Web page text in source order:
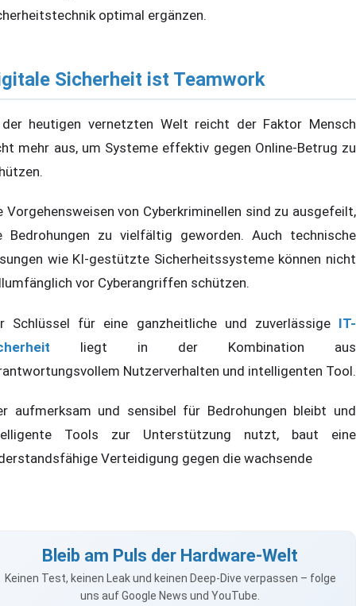
optimal ergänzen.
Sicherheit ist Teamwork
heutigen vernetzten Welt reicht der Faktor Mensch
mehr aus, um Systeme effektiv gegen Online-Betrug zu
Vorgehensweisen von Cyberkriminellen sind zu ausgefeilt,
Bedrohungen zu vielfältig geworden. Auch technische
wie KI-gestützte Sicherheitssysteme können nicht
vor Cyberangriffen schützen.
Schlüssel für eine ganzheitliche und zuverlässige IT-
liegt in der Kombination aus
Nutzerverhalten und intelligenten Tool.
aufmerksam und sensibel für Bedrohungen bleibt und
Tools zur Unterstützung nutzt, baut eine
Verteidigung gegen die wachsende
Bleib am Puls der Hardware-Welt
Keinen Test, keinen Leak und keinen Deep-Dive verpassen – folge
uns auf Google News und YouTube.